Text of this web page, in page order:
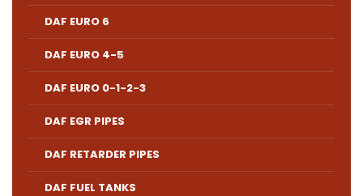
DAF EURO 6
DAF EURO 4-5
DAF EURO 0-1-2-3
DAF EGR PIPES
DAF RETARDER PIPES
DAF FUEL TANKS